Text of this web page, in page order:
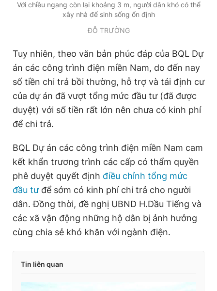
Với chiều ngang còn lại khoảng 3 m, người dân khó có thể
xây nhà để sinh sống ổn định
ĐỖ TRƯỜNG
Tuy nhiên, theo văn bản phúc đáp của BQL Dự
án các công trình điện miền Nam, do đến nay
số tiền chi trả bồi thường, hỗ trợ và tái định cư
của dự án đã vượt tổng mức đầu tư (đã được
duyệt) với số tiền rất lớn nên chưa có kinh phí
để chi trả.
BQL Dự án các công trình điện miền Nam cam
kết khẩn trương trình các cấp có thẩm quyền
phê duyệt quyết định điều chỉnh tổng mức
đầu tưđể sớm có kinh phí chi trả cho người
dân. Đồng thời, đề nghị UBND H.Dầu Tiếng và
các xã vận động những hộ dân bị ảnh hưởng
cùng chia sẻ khó khăn với ngành điện.
Tin liên quan